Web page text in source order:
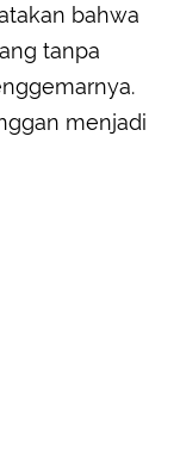
bahwa
tanpa
menjadi